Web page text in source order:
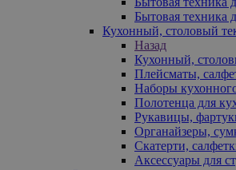
Бытовая техника
Кухонный, столовый
Назад
Кухонный,
Плейсматы,
Наборы
Полотенца для
Рукавицы,
Органайзеры,
Скатерти,
Аксессуары для